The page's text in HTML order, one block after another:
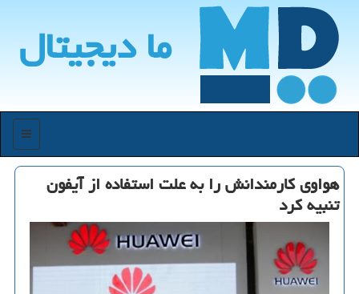
ما دیجیتال
منو
هواوی كارمندانش را به علت استفاده از آیفون
تنبیه كرد